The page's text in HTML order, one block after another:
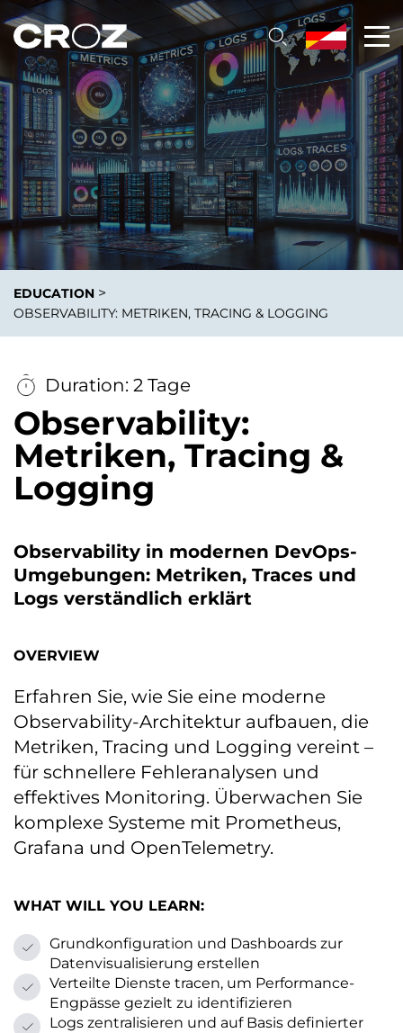
EDUCATION >
OBSERVABILITY: METRIKEN, TRACING & LOGGING
Duration: 2 Tage
Observability:
Metriken, Tracing &
Logging
Observability in modernen DevOps-
Umgebungen: Metriken, Traces und
Logs verständlich erklärt
OVERVIEW
Erfahren Sie, wie Sie eine moderne
Observability-Architektur aufbauen, die
Metriken, Tracing und Logging vereint –
für schnellere Fehleranalysen und
effektives Monitoring. Überwachen Sie
komplexe Systeme mit Prometheus,
Grafana und OpenTelemetry.
WHAT WILL YOU LEARN:
Grundkonfiguration und Dashboards zur
Datenvisualisierung erstellen
Verteilte Dienste tracen, um Performance-
Engpässe gezielt zu identifizieren
Logs zentralisieren und auf Basis definierter